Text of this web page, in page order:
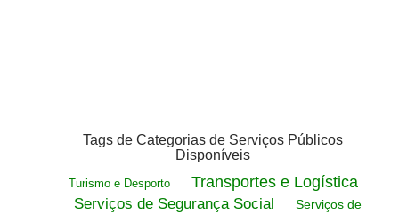
Tags de Categorias de Serviços Públicos
Disponíveis
Turismo e Desporto Transportes e Logística
Serviços de Segurança Social
Serviços de